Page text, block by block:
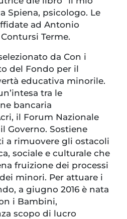
Spiena, psicologo. Le
ad Antonio
Terme.
da Con i
del Fondo per il
educativa minorile.
tra le
bancaria
il Forum Nazionale
Governo. Sostiene
a rimuovere gli ostacoli
sociale e culturale che
fruizione dei processi
minori. Per attuare i
a giugno 2016 è nata
i Bambini,
scopo di lucro